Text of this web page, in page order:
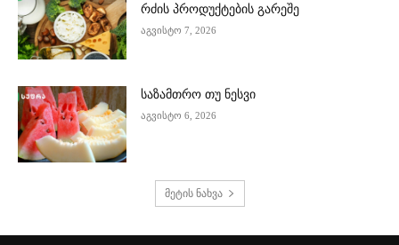
რძის პროდუქტების გარეშე
აგვისტო 7, 2026
საზამთრო თუ ნესვი
აგვისტო 6, 2026
მეტის ნახვა